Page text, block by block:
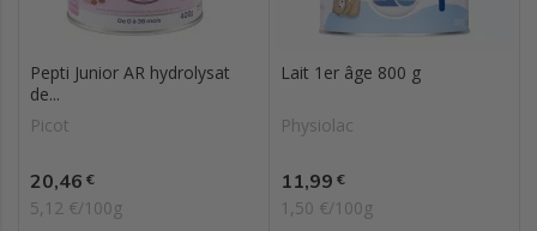
Pepti Junior AR hydrolysat
de...
Picot
Prix
20,46 €
5,12 €/100g
Lait 1er âge 800 g
Physiolac
Prix
11,99 €
1,50 €/100g